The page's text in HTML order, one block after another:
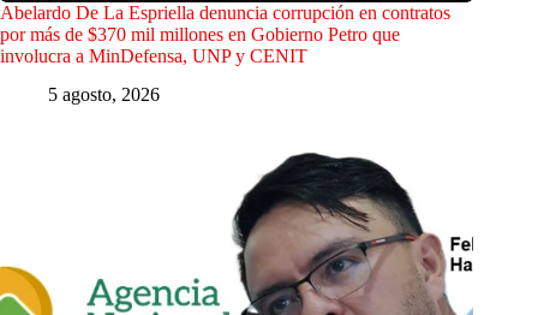
Abelardo De La Espriella denuncia corrupción en contratos
por más de $370 mil millones en Gobierno Petro que
involucra a MinDefensa, UNP y CENIT
5 agosto, 2026